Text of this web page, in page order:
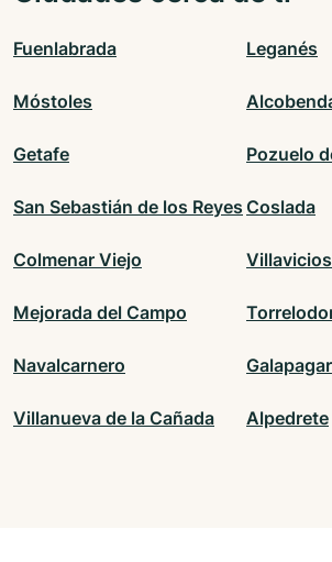
Fuenlabrada Leganés
Móstoles
Getafe Pozuelo
San Sebastián de los Reyes Coslada
Colmenar Viejo
Mejorada del Campo
Navalcarnero Galapagar
Villanueva de la Cañada Alpedrete